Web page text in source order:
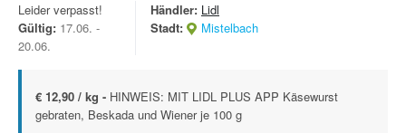
Leider verpasst!
Gültig: 17.06. -
20.06.
Händler: Lidl
Stadt:
Mistelbach
€ 12,90 / kg - HINWEIS: MIT LIDL PLUS APP Käsewurst
gebraten, Beskada und Wiener je 100 g